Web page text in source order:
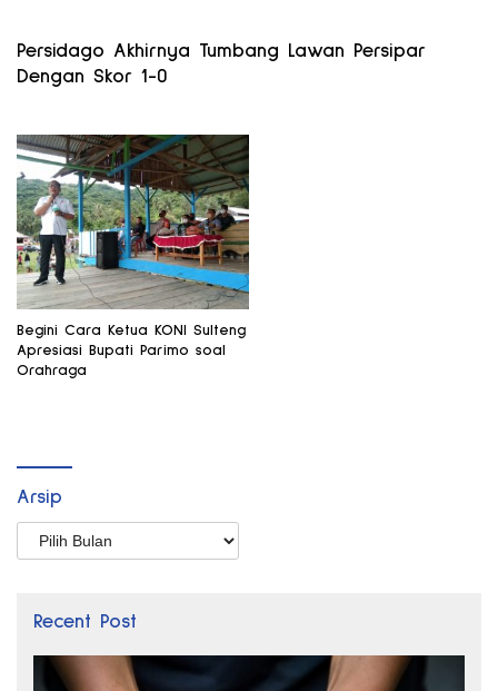
Persidago Akhirnya Tumbang Lawan Persipar
Dengan Skor 1-0
Begini Cara Ketua KONI Sulteng
Apresiasi Bupati Parimo soal
Orahraga
Arsip
Arsip
Recent Post